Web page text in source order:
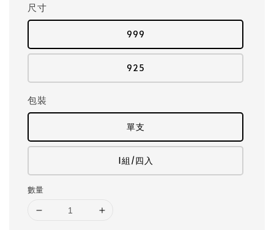
尺寸
999
925
包裝
單支
1組/四入
數量